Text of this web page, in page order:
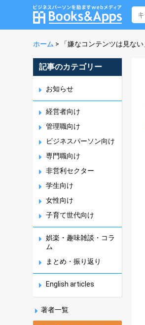
ホーム > 「嫌なコンテンツは見な
記事のカテゴリー
お知らせ
経営者向け
管理職向け
ビジネスパーソン向け
専門職向け
非営利セクター
学生向け
女性向け
子育て世代向け
娯楽・趣味雑談・コラ
ム
まとめ・振り返り
English articles
著者一覧